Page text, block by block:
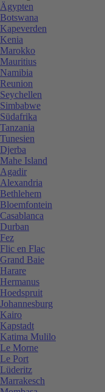
Ägypten
Botswana
Kapeverden
Kenia
Marokko
Mauritius
Namibia
Reunion
Seychellen
Simbabwe
Südafrika
Tanzania
Tunesien
Djerba
Mahe Island
Agadir
Alexandria
Bethlehem
Bloemfontein
Casablanca
Durban
Fez
Flic en Flac
Grand Baie
Harare
Hermanus
Hoedspruit
Johannesburg
Kairo
Kapstadt
Katima Mulilo
Le Morne
Le Port
Lüderitz
Marrakesch